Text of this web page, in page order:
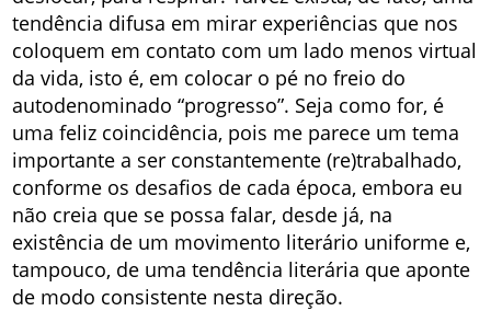
tendência difusa em mirar experiências que nos
coloquem em contato com um lado menos virtual
da vida, isto é, em colocar o pé no freio do
autodenominado “progresso”. Seja como for, é
uma feliz coincidência, pois me parece um tema
importante a ser constantemente (re)trabalhado,
conforme os desafios de cada época, embora eu
não creia que se possa falar, desde já, na
existência de um movimento literário uniforme e,
tampouco, de uma tendência literária que aponte
de modo consistente nesta direção.